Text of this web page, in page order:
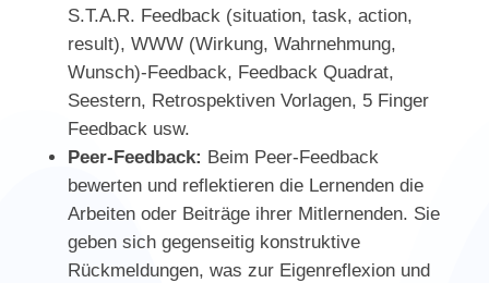
S.T.A.R. Feedback (situation, task, action,
result), WWW (Wirkung, Wahrnehmung,
Wunsch)-Feedback, Feedback Quadrat,
Seestern, Retrospektiven Vorlagen, 5 Finger
Feedback usw.
Peer-Feedback: Beim Peer-Feedback
bewerten und reflektieren die Lernenden die
Arbeiten oder Beiträge ihrer Mitlernenden. Sie
geben sich gegenseitig konstruktive
Rückmeldungen, was zur Eigenreflexion und